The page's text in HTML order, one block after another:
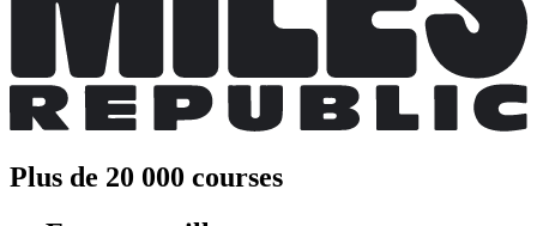
Plus de 20 000 courses